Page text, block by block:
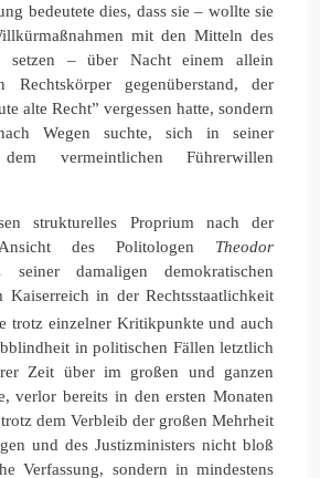
bedeutete dies, dass sie – wollte sie
mit den Mitteln des
setzen – über Nacht einem allein
Rechtskörper gegenüberstand, der
alte Recht” vergessen hatte, sondern
Wegen suchte, sich in seiner
dem vermeintlichen Führerwillen
strukturelles Proprium nach der
Ansicht des Politologen Theodor
damaligen demokratischen
Kaiserreich in der Rechtsstaatlichkeit
trotz einzelner Kritikpunkte und auch
in politischen Fällen letztlich
Zeit über im großen und ganzen
verlor bereits in den ersten Monaten
dem Verbleib der großen Mehrheit
und des Justizministers nicht bloß
Verfassung, sondern in mindestens